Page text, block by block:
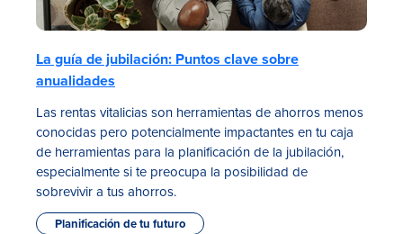
La guía de jubilación: Puntos clave sobre
anualidades
Las rentas vitalicias son herramientas de ahorros menos
conocidas pero potencialmente impactantes en tu caja
de herramientas para la planificación de la jubilación,
especialmente si te preocupa la posibilidad de
sobrevivir a tus ahorros.
Planificación de tu futuro